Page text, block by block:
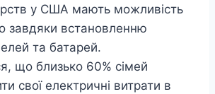
у США мають можливість
завдяки встановленню
та батарей.
що близько 60% сімей
свої електричні витрати в